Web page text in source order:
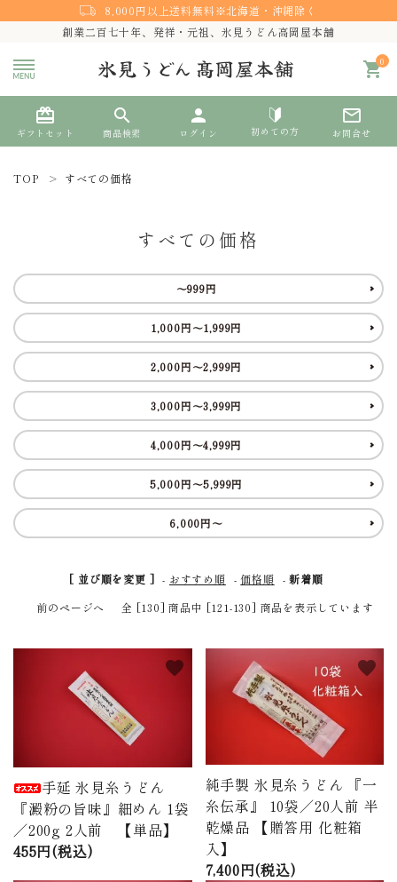
8,000円以上送料無料※北海道・沖縄除く
創業二百七十年、発祥・元祖、氷見うどん高岡屋本舗
0
shopping_cart
card_giftcard
ギフトセット
search
商品検索
person
ログイン 初めての方
mail_outline
お問合せ
ACCOUNT MENU
meeting_room person 新規会員登録
商品から探す
価格から探す
ご利用ガイド
ページ一覧
TOP すべての価格
すべての価格
～999円
1,000円～1,999円
2,000円～2,999円
3,000円～3,999円
4,000円～4,999円
5,000円～5,999円
6,000円～
[ 並び順を変更 ] - おすすめ順 -価格順 -新着順
前のページへ
全 [130] 商品中 [121-130] 商品を表示しています
手延 氷見糸うどん
『澱粉の旨味』細めん 1袋
／200g 2人前 【単品】
455円(税込)
favorite
純手製 氷見糸うどん 『一
糸伝承』 10袋／20人前 半
乾燥品 【贈答用 化粧箱
入】
7,400円(税込)
favorite